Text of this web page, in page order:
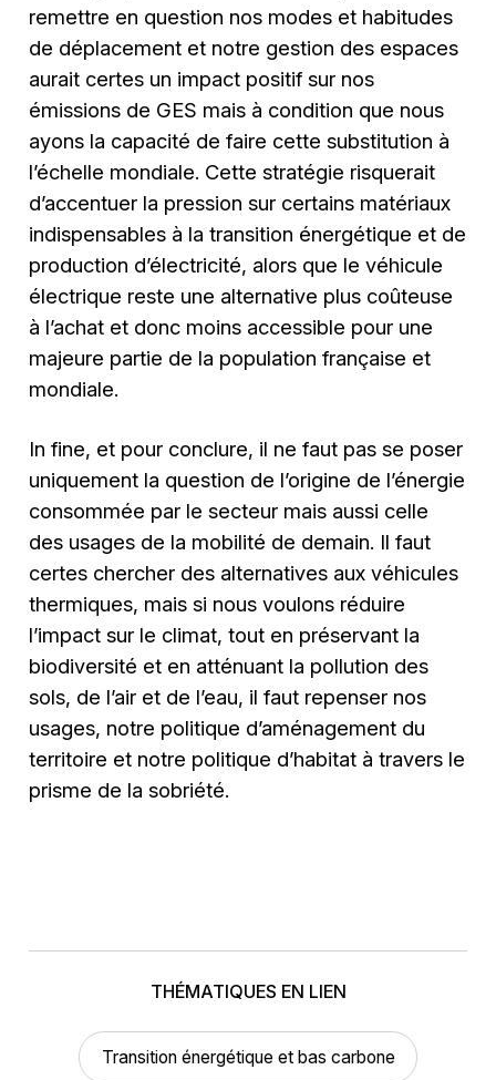
remettre en question nos modes et habitudes
de déplacement et notre gestion des espaces
aurait certes un impact positif sur nos
émissions de GES mais à condition que nous
ayons la capacité de faire cette substitution à
l’échelle mondiale. Cette stratégie risquerait
d’accentuer la pression sur certains matériaux
indispensables à la transition énergétique et de
production d’électricité, alors que le véhicule
électrique reste une alternative plus coûteuse
à l’achat et donc moins accessible pour une
majeure partie de la population française et
mondiale.
In fine, et pour conclure, il ne faut pas se poser
uniquement la question de l’origine de l’énergie
consommée par le secteur mais aussi celle
des usages de la mobilité de demain. Il faut
certes chercher des alternatives aux véhicules
thermiques, mais si nous voulons réduire
l’impact sur le climat, tout en préservant la
biodiversité et en atténuant la pollution des
sols, de l’air et de l’eau, il faut repenser nos
usages, notre politique d’aménagement du
territoire et notre politique d’habitat à travers le
prisme de la sobriété.
THÉMATIQUES EN LIEN
Transition énergétique et bas carbone